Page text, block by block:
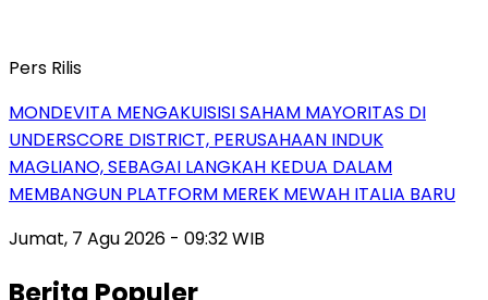
Pers Rilis
MONDEVITA MENGAKUISISI SAHAM MAYORITAS DI
UNDERSCORE DISTRICT, PERUSAHAAN INDUK
MAGLIANO, SEBAGAI LANGKAH KEDUA DALAM
MEMBANGUN PLATFORM MEREK MEWAH ITALIA BARU
Jumat, 7 Agu 2026 - 09:32 WIB
Berita Populer